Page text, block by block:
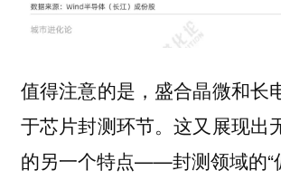
值得注意的是，盛合晶微和长
于芯片封测环节。这又展现出
的另一个特点——封测领域的“